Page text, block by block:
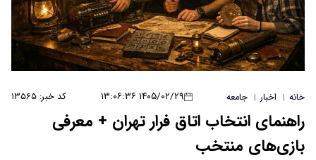
خانه | اخبار | جامعه ۱۴۰۵/۰۲/۲۹ ۱۳:۰۶:۳۶ کد خبر: ۱۳۵۶۵
راهنمای انتخاب اتاق فرار تهران + معرفی
بازی‌های منتخب